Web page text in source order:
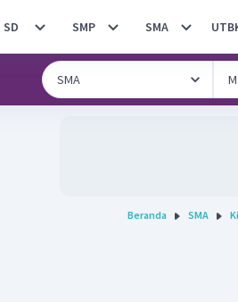
SD SMP SMA
Beranda SMA